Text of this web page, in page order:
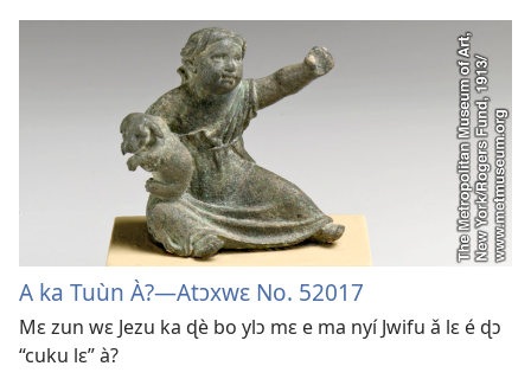
A ka Tuùn À?—Atɔxwɛ No. 52017
Mɛ zun wɛ Jezu ka ɖè bo ylɔ mɛ e ma nyí Jwifu ǎ lɛ é ɖɔ
“cuku lɛ” à?